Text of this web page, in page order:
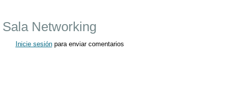
Sala Networking
Inicie sesiónpara enviar comentarios